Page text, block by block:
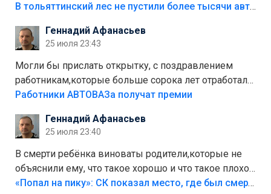
костры,тех надо безбожно штрафовать.Камер полно
Штрафы мизерные.
В тольяттинский лес не пустили более тысячи автомобилей
Геннадий Афанасьев
25 июля 23:43
Могли бы прислать открытку, с поздравлением
работникам,которые больше сорока лет отработали
на предприятии.
Работники АВТОВАЗа получат премии
Геннадий Афанасьев
25 июля 23:40
В смерти ребёнка виноваты родители,которые не
объяснили ему, что такое хорошо и что такое плохо!
Лезть через такой забор,верх безумия,есть же
«Попал на пику»: СК показал место, где был смертельно травмирован ребенок в Тольятти